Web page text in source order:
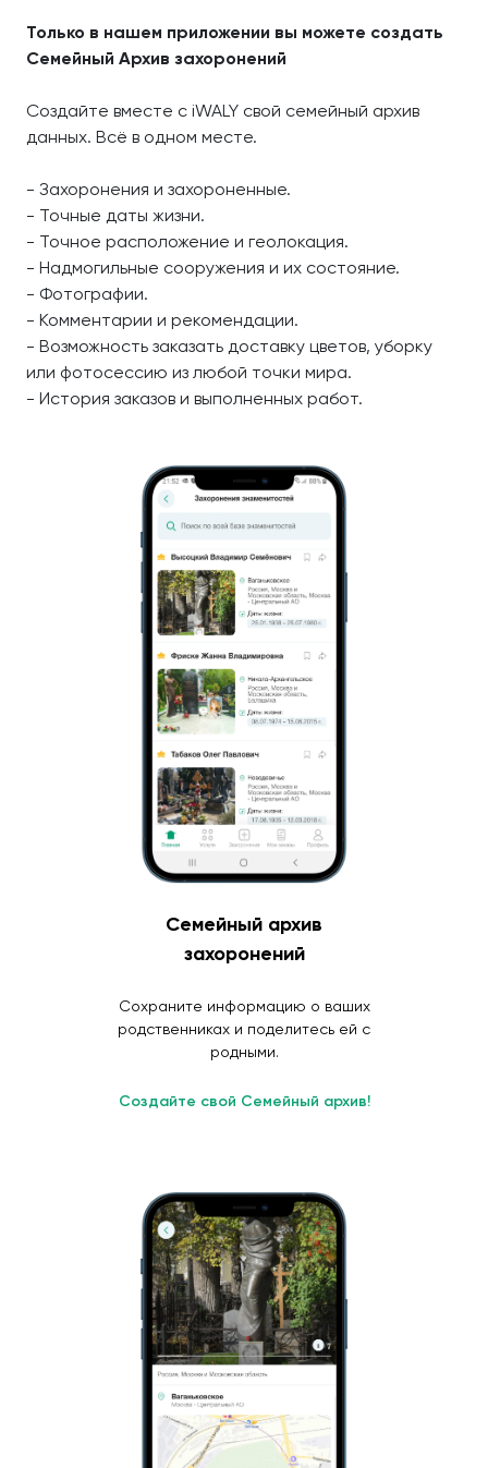
Только в нашем приложении вы можете создать
Семейный Архив захоронений
Создайте вместе с iWALY свой семейный архив
данных. Всё в одном месте.
- Захоронения и захороненные.
- Точные даты жизни.
- Точное расположение и геолокация.
- Надмогильные сооружения и их состояние.
- Фотографии.
- Комментарии и рекомендации.
- Возможность заказать доставку цветов, уборку
или фотосессию из любой точки мира.
- История заказов и выполненных работ.
Семейный архив
захоронений
Сохраните информацию о ваших
родственниках и поделитесь ей с
родными.
Создайте свой Семейный архив!